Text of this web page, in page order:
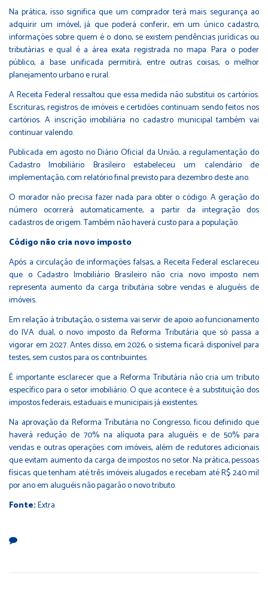
Na prática, isso significa que um comprador terá mais segurança ao
adquirir um imóvel, já que poderá conferir, em um único cadastro,
informações sobre quem é o dono, se existem pendências jurídicas ou
tributárias e qual é a área exata registrada no mapa. Para o poder
público, a base unificada permitirá, entre outras coisas, o melhor
planejamento urbano e rural.
A Receita Federal ressaltou que essa medida não substitui os cartórios.
Escrituras, registros de imóveis e certidões continuam sendo feitos nos
cartórios. A inscrição imobiliária no cadastro municipal também vai
continuar valendo.
Publicada em agosto no Diário Oficial da União, a regulamentação do
Cadastro Imobiliário Brasileiro estabeleceu um calendário de
implementação, com relatório final previsto para dezembro deste ano.
O morador não precisa fazer nada para obter o código. A geração do
número ocorrerá automaticamente, a partir da integração dos
cadastros de origem. Também não haverá custo para a população.
Código não cria novo imposto
Após a circulação de informações falsas, a Receita Federal esclareceu
que o Cadastro Imobiliário Brasileiro não cria novo imposto nem
representa aumento da carga tributária sobre vendas e aluguéis de
imóveis.
Em relação à tributação, o sistema vai servir de apoio ao funcionamento
do IVA dual, o novo imposto da Reforma Tributária que só passa a
vigorar em 2027. Antes disso, em 2026, o sistema ficará disponível para
testes, sem custos para os contribuintes.
É importante esclarecer que a Reforma Tributária não cria um tributo
específico para o setor imobiliário. O que acontece é a substituição dos
impostos federais, estaduais e municipais já existentes.
Na aprovação da Reforma Tributária no Congresso, ficou definido que
haverá redução de 70% na alíquota para aluguéis e de 50% para
vendas e outras operações com imóveis, além de redutores adicionais
que evitam aumento da carga de impostos no setor. Na prática, pessoas
físicas que tenham até três imóveis alugados e recebam até R$ 240 mil
por ano em aluguéis não pagarão o novo tributo.
Fonte:Extra